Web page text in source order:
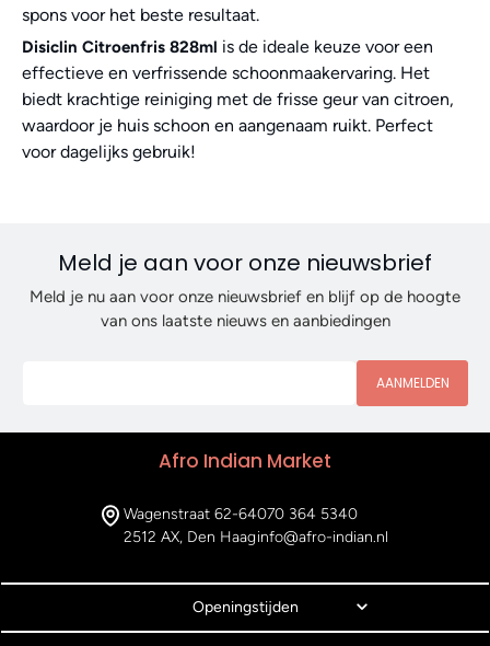
spons voor het beste resultaat.
Disiclin Citroenfris 828ml is de ideale keuze voor een
effectieve en verfrissende schoonmaakervaring. Het
biedt krachtige reiniging met de frisse geur van citroen,
waardoor je huis schoon en aangenaam ruikt. Perfect
voor dagelijks gebruik!
Meld je aan voor onze nieuwsbrief
Meld je nu aan voor onze nieuwsbrief en blijf op de hoogte
van ons laatste nieuws en aanbiedingen
AANMELDEN
Afro Indian Market
Wagenstraat 62-64
2512 AX, Den Haag
070 364 5340
info@afro-indian.nl
Openingstijden